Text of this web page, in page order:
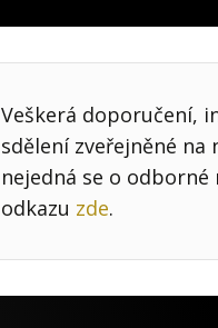
Veškerá doporučení,
sdělení zveřejněné
nejedná se o
odkazu zde.